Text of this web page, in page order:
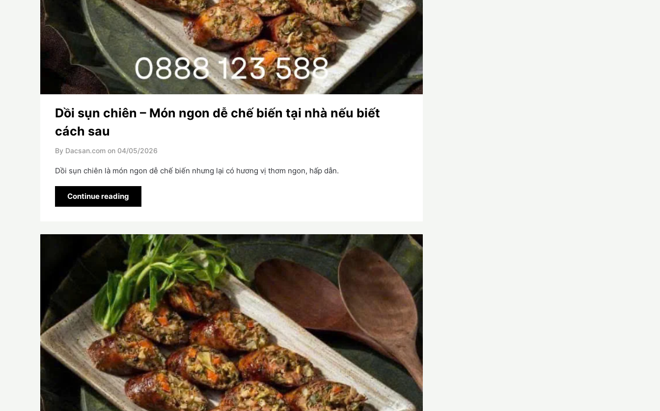
Dồi sụn chiên – Món ngon dễ chế biến tại nhà nếu biết
cách sau
By Dacsan.com on 04/05/2026
Dồi sụn chiên là món ngon dễ chế biến nhưng lại có hương vị thơm ngon, hấp dẫn.
Continue reading